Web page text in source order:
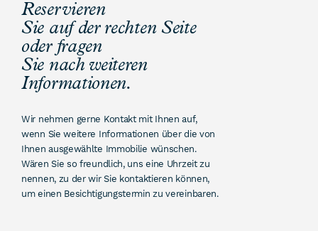
Reservieren
Sie auf der rechten Seite
oder fragen
Sie nach weiteren
Informationen.
Wir nehmen gerne Kontakt mit Ihnen auf,
wenn Sie weitere Informationen über die von
Ihnen ausgewählte Immobilie wünschen.
Wären Sie so freundlich, uns eine Uhrzeit zu
nennen, zu der wir Sie kontaktieren können,
um einen Besichtigungstermin zu vereinbaren.